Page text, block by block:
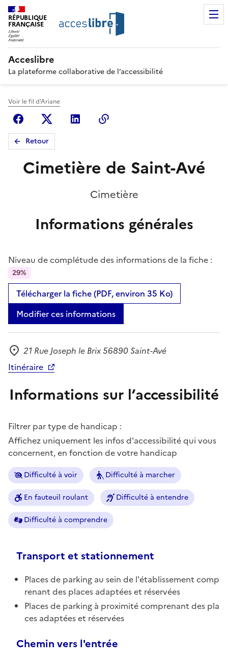
RÉPUBLIQUE
FRANÇAISE
Acceslibre
La plateforme collaborative de l’accessibilité
Voir le fil d'Ariane
FacebookX (anciennement Twitter)
Linkedin
Retour
Cimetière de Saint-Avé
Cimetière
Informations générales
Niveau de complétude des informations de la fiche :
29%
Télécharger la fiche (PDF, environ 35 Ko)
Modifier ces informations
Adresse
21 Rue Joseph le Brix 56890 Saint-Avé
Itinéraire
Informations sur l’accessibilité
Filtrer par type de handicap :
Affichez uniquement les infos d'accessibilité qui vous
concernent, en fonction de votre handicap
Difficulté à voir Difficulté à marcher
En fauteuil roulant Difficulté à entendre
Difficulté à comprendre
Transport et stationnement
Places de parking au sein de l'établissement comp
renant des places adaptées et réservées
Places de parking à proximité comprenant des pla
ces adaptées et réservées
Chemin vers l'entrée